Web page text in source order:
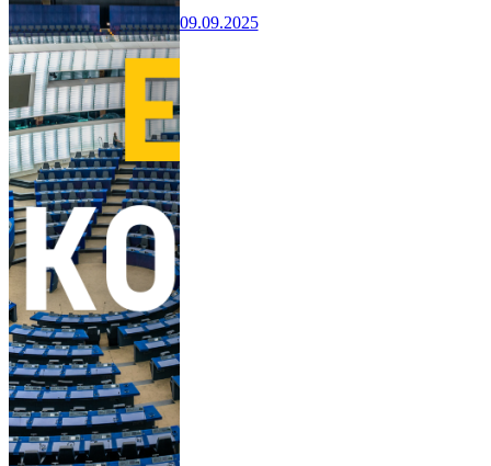
09.09.2025